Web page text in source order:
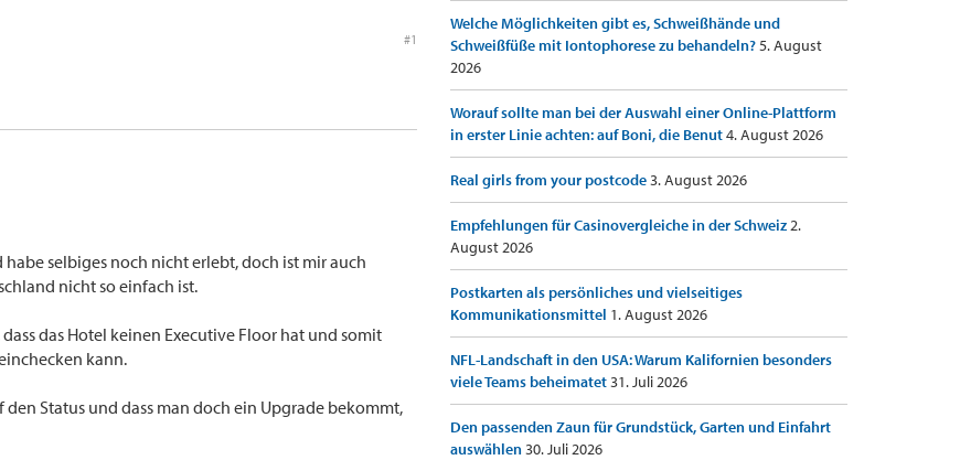
#1
selbiges noch nicht erlebt, doch ist mir auch
nicht so einfach ist.
das Hotel keinen Executive Floor hat und somit
kann.
Status und dass man doch ein Upgrade bekommt,
Welche Möglichkeiten gibt es, Schweißhände und
Schweißfüße mit Iontophorese zu behandeln?5. August
2026
Worauf sollte man bei der Auswahl einer Online-Plattform
in erster Linie achten: auf Boni, die Benut4. August 2026
Real girls from your postcode3. August 2026
Empfehlungen für Casinovergleiche in der Schweiz2.
August 2026
Postkarten als persönliches und vielseitiges
Kommunikationsmittel 1. August 2026
NFL-Landschaft in den USA: Warum Kalifornien besonders
viele Teams beheimatet31. Juli 2026
Den passenden Zaun für Grundstück, Garten und Einfahrt
auswählen30. Juli 2026